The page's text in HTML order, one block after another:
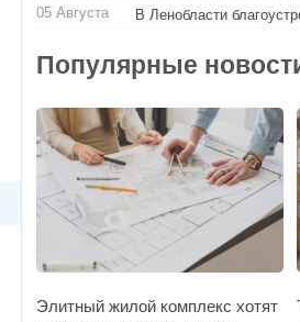
05 Августа
В Ленобласти
Популярные
Элитный жилой комплекс хотят